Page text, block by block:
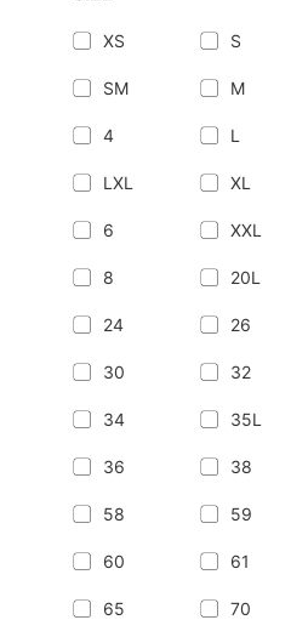
XS S
SM M
4 L
LXL XL
6 XXL
8 20L
24 26
30 32
34 35L
36 38
58 59
60 61
65 70